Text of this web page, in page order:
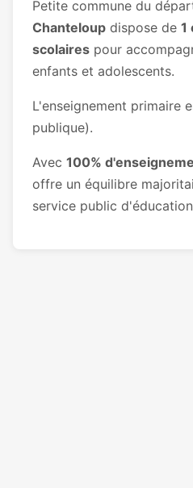
Petite commune du
Chanteloup dispose de 1
scolaires pour
enfants et adolescents.
L'enseignement primaire
publique).
Avec 100%
offre un équilibre
service public